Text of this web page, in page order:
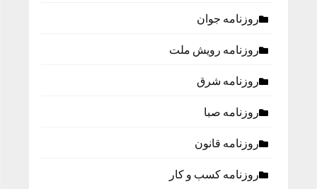
روزنامه جوان
روزنامه رویش ملت
روزنامه شرق
روزنامه صبا
روزنامه قانون
روزنامه كسب و كار